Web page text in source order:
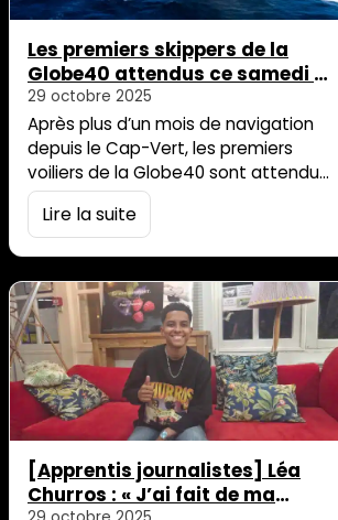
Les premiers skippers de la
Globe40 attendus ce samedi à
la darse Titan
29 octobre 2025
Après plus d’un mois de navigation
depuis le Cap-Vert, les premiers
voiliers de la Globe40 sont attendus
ce samedi après-midi dans les eaux
réunionnaises, après une traversée
intense de l’océan Indien. En tête, le
Belgium Océan Racing devraient
franchir la ligne d’arrivée en baie de
Saint-Paul, avant de s’amarrer à la
darse Titan, au […]
Lire la suite
[Apprentis journalistes] Léa
Churros : « J’ai fait de ma